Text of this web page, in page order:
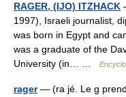
RAGER, (IJO) ITZHACK
1997), Israeli journalist,
was born in Egypt and
was a graduate of the
University (in… …
rager— (ra jé. Le g